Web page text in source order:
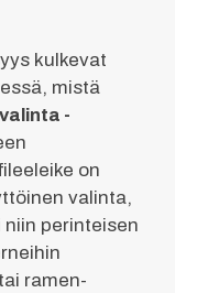
kulkevat
mistä
-
on
valinta,
perinteisen
ramen-